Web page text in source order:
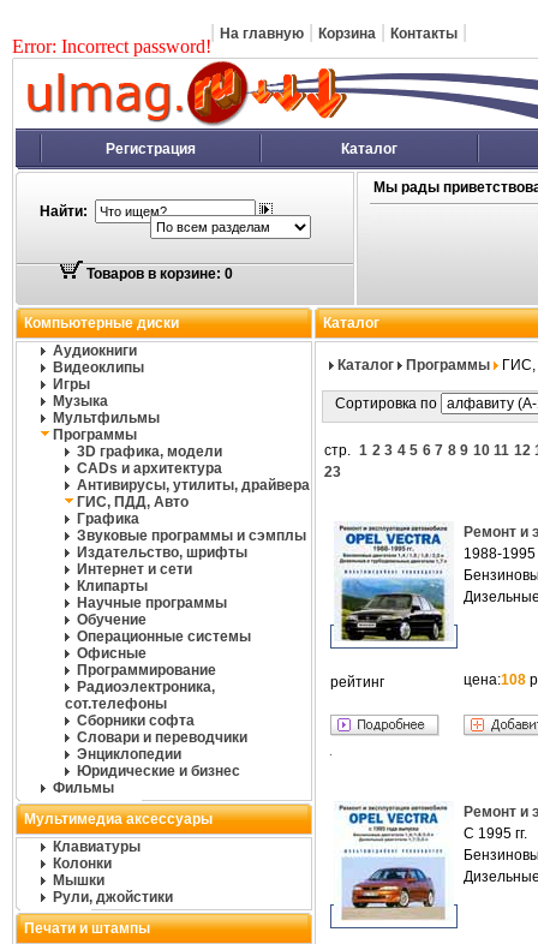
Error: Incorrect password!
На главную Корзина Контакты
Регистрация Каталог
Найти:
Товаров в корзине: 0
Мы рады
Компьютерные диски
Аудиокниги
Видеоклипы
Игры
Музыка
Мультфильмы
Программы
3D графика, модели
CADs и архитектура
Антивирусы, утилиты, драйвера
ГИС, ПДД, Авто
Графика
Звуковые программы и сэмплы
Издательство, шрифты
Интернет и сети
Клипарты
Научные программы
Обучение
Операционные системы
Офисные
Программирование
Радиоэлектроника,
сот.телефоны
Сборники софта
Словари и переводчики
Энциклопедии
Юридические и бизнес
Фильмы
Мультимедиа аксессуары
Клавиатуры
Колонки
Мышки
Рули, джойстики
Печати и штампы
Каталог
Каталог Программы ГИС,
Сортировка по
стр.1 2 3 4 5 6 7 8 9 10 11 12
23
Ремонт и
1988-1995
рейтинг цена:108
Ремонт и
C 1995 гг.